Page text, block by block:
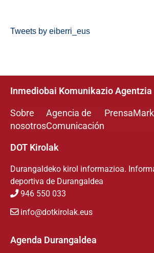
Tweets by eiberri_eus
Inmediobai Komunikazio Agentzia
Sobre
nosotros
Agencia de
Comunicación
Prensa
DOT Kirolak
Durangaldeko kirol informazioa.
deportiva de Durangaldea
946 550 033
info@dotkirolak.eus
Agenda Durangaldea